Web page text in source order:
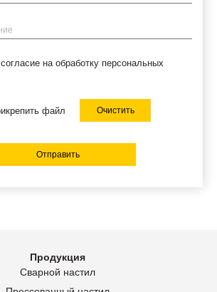
на обработку персональных
файл Очистить
Отправить
Продукция
Сварной настил